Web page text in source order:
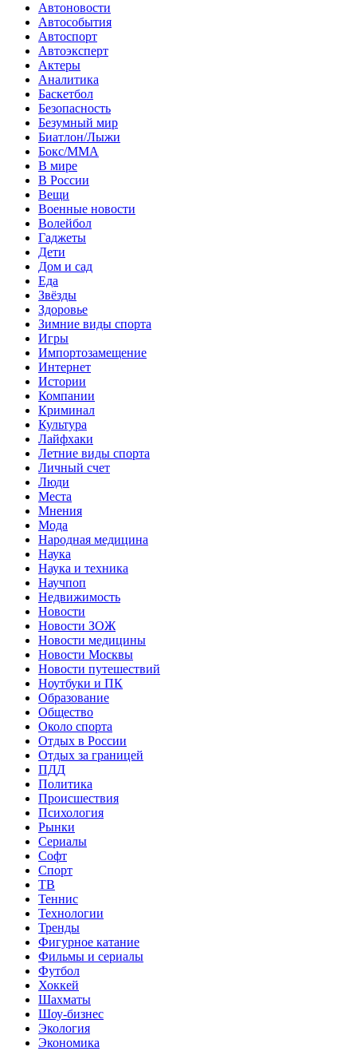
Автоновости
Автособытия
Автоспорт
Автоэксперт
Актеры
Аналитика
Баскетбол
Безопасность
Безумный мир
Биатлон/Лыжи
Бокс/MMA
В мире
В России
Вещи
Военные новости
Волейбол
Гаджеты
Дети
Дом и сад
Еда
Звёзды
Здоровье
Зимние виды спорта
Игры
Импортозамещение
Интернет
Истории
Компании
Криминал
Культура
Лайфхаки
Летние виды спорта
Личный счет
Люди
Места
Мнения
Мода
Народная медицина
Наука
Наука и техника
Научпоп
Недвижимость
Новости
Новости ЗОЖ
Новости медицины
Новости Москвы
Новости путешествий
Ноутбуки и ПК
Образование
Общество
Около спорта
Отдых в России
Отдых за границей
ПДД
Политика
Происшествия
Психология
Рынки
Сериалы
Софт
Спорт
ТВ
Теннис
Технологии
Тренды
Фигурное катание
Фильмы и сериалы
Футбол
Хоккей
Шахматы
Шоу-бизнес
Экология
Экономика